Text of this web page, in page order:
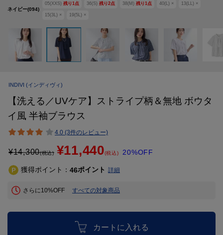
ネイビー(094)
05(XXS) 残り 1 点 36(S) 残り 2点 38(M) 残り 1 点 40(L) × 13(LL) ×
15(3L) × 19(5L) ×
INDIVI (インディヴィ)
【洗える／UVケア】ストライプ柄＆無地 ボウタ
イ風 半袖ブラウス
4.0 (3件のレビュー)
¥14,300(税込) ¥11,440(税込) 20%OFF
獲得ポイント： 46ポイント 詳細
さらに10%OFF すべての対象商品
カートに入れる